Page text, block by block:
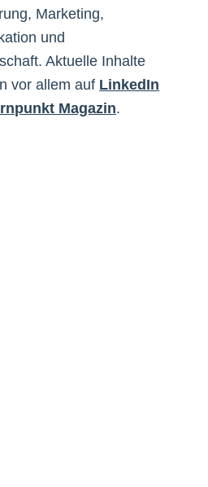
Marketing,
und
Aktuelle Inhalte
vor allem auf LinkedIn
Magazin.